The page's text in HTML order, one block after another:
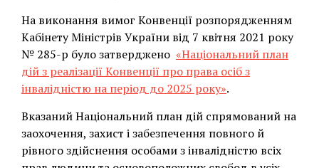
На виконання вимог Конвенції розпорядженням
Кабінету Міністрів України від 7 квітня 2021 року
№ 285-р було затверджено «Національний план
дій з реалізації Конвенції про права осіб з
інвалідністю на період до 2025 року».
Вказаний Національний план дій спрямований на
заохочення, захист і забезпечення повного й
рівного здійснення особами з інвалідністю всіх